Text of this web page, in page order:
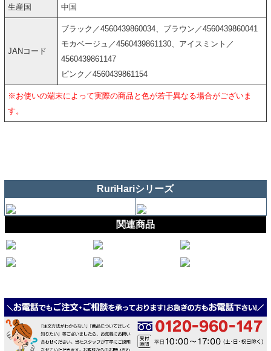
生産国 中国
JANコード
ブラック／4560439860034、ブラウン／4560439860041
モカベージュ／4560439861130、アイスミント／
4560439861147
ピンク／4560439861154
※お使いの端末によって実際の商品と色が若干異なる場合がございま
す。
RuriHariシリーズ
関連商品